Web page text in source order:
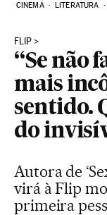
CINEMA LITERATURA
FLIP
“Se não
mais
sentido.
do
Autora de
virá à Flip
primeira